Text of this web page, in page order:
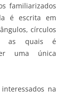
familiarizados
é escrita em
círculos
as quais é
uma única
na